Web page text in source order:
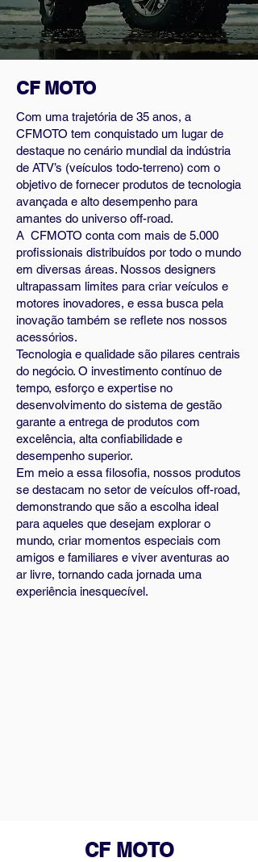
CF MOTO
Com uma trajetória de 35 anos, a
CFMOTO tem conquistado um lugar de
destaque no cenário mundial da indústria
de ATV’s (veículos todo-terreno) com o
objetivo de fornecer produtos de tecnologia
avançada e alto desempenho para
amantes do universo off-road.
A CFMOTO conta com mais de 5.000
profissionais distribuídos por todo o mundo
em diversas áreas. Nossos designers
ultrapassam limites para criar veículos e
motores inovadores, e essa busca pela
inovação também se reflete nos nossos
acessórios.
Tecnologia e qualidade são pilares centrais
do negócio. O investimento contínuo de
tempo, esforço e expertise no
desenvolvimento do sistema de gestão
garante a entrega de produtos com
excelência, alta confiabilidade e
desempenho superior.
Em meio a essa filosofia, nossos produtos
se destacam no setor de veículos off-road,
demonstrando que são a escolha ideal
para aqueles que desejam explorar o
mundo, criar momentos especiais com
amigos e familiares e viver aventuras ao
ar livre, tornando cada jornada uma
experiência inesquecível.
CF MOTO